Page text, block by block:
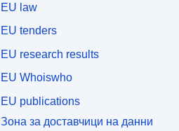
EU law
EU tenders
EU research results
EU Whoiswho
EU publications
Зона за доставчици на данни